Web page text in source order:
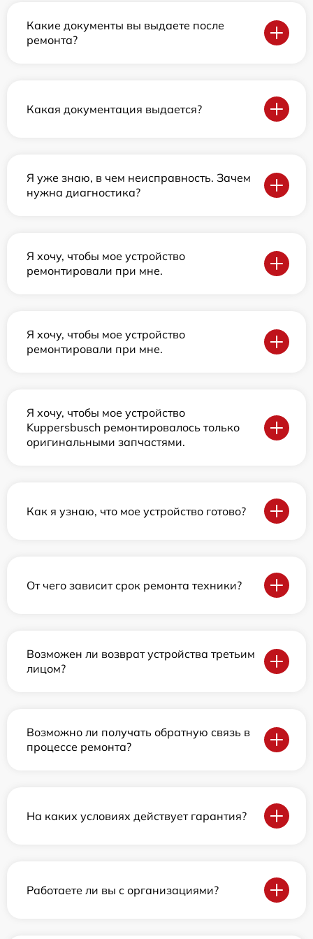
Какие документы вы выдаете после
ремонта?
Какая документация выдается?
Я уже знаю, в чем неисправность. Зачем
нужна диагностика?
Я хочу, чтобы мое устройство
ремонтировали при мне.
Я хочу, чтобы мое устройство
ремонтировали при мне.
Я хочу, чтобы мое устройство
Kuppersbusch ремонтировалось только
оригинальными запчастями.
Как я узнаю, что мое устройство готово?
От чего зависит срок ремонта техники?
Возможен ли возврат устройства третьим
лицом?
Возможно ли получать обратную связь в
процессе ремонта?
На каких условиях действует гарантия?
Работаете ли вы с организациями?